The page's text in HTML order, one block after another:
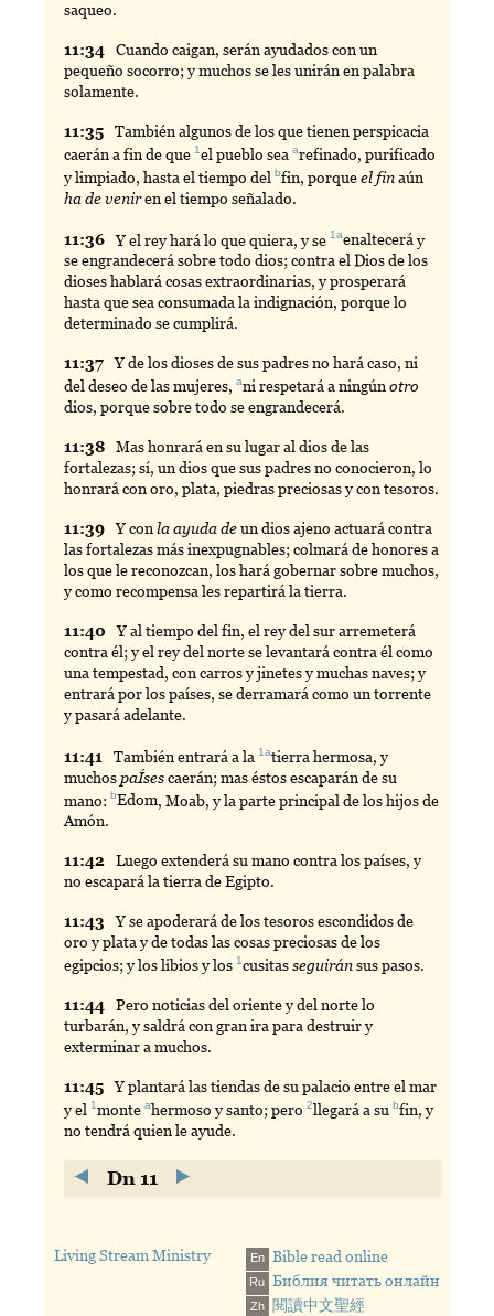
saqueo.
11:34 Cuando caigan, serán ayudados con un
pequeño socorro; y muchos se les unirán en palabra
solamente.
11:35 Tambiénalgunos de los que tienen perspicacia
caerán a fin de que1el pueblo seaarefinado, purificado
y limpiado, hasta el tiempo delbfin, porqueel finaún
ha de veniren el tiempo señalado.
11:36 Yel rey hará lo que quiera, y se1aenalteceráy
se engrandecerá sobre todo dios; contra el Dios de los
dioses hablará cosas extraordinarias, y prosperará
hasta que sea consumada la indignación, porque lo
determinado se cumplirá.
11:37 Yde los dioses de sus padres no hará caso, ni
del deseo de las mujeres,ani respetará a ningúnotro
dios, porque sobre todo se engrandecerá.
11:38 Mashonrará en su lugar al dios de las
fortalezas; sí, un dios que sus padres no conocieron, lo
honrará con oro, plata, piedras preciosas y con tesoros.
11:39 Yconla ayuda deun dios ajeno actuará contra
las fortalezas más inexpugnables; colmará de honores a
los que le reconozcan, los hará gobernar sobre muchos,
y como recompensa les repartirá la tierra.
11:40 Yal tiempo del fin, el rey del sur arremeterá
contra él; y el rey del norte se levantará contra él como
una tempestad, con carros y jinetes y muchas naves; y
entrará por los países, se derramará como un torrente
y pasará adelante.
11:41 Tambiénentrará a la1atierra hermosa, y
muchospaÍsescaerán; mas éstos escaparán de su
mano:bEdom, Moab, y la parte principal de los hijos de
Amón.
11:42 Luego extenderá su mano contra los países, y
no escapará la tierra de Egipto.
11:43 Yse apoderará de los tesoros escondidos de
oro y plata y de todas las cosas preciosas de los
egipcios; y los libios y los1cusitasseguiránsus pasos.
11:44 Pero noticias del oriente y del norte lo
turbarán, y saldrá con gran ira para destruir y
exterminar a muchos.
11:45 Yplantará las tiendas de su palacio entre el mar
y el1monte ahermosoy santo; pero2llegará a subfin, y
no tendrá quien le ayude.
Dn 11
En Bible read online
Ru Библия читать онлайн
Zh 閱讀中文聖經
Living Stream Ministry